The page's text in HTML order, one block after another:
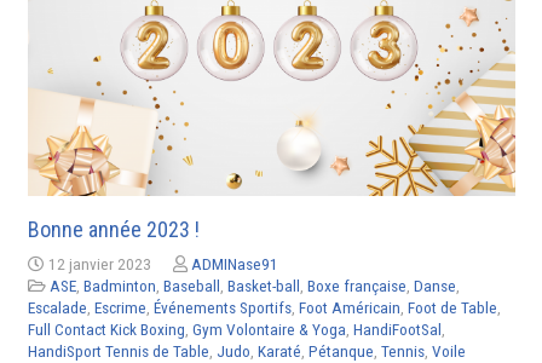
Bonne année 2023 !
12 janvier 2023
ADMINase91
ASE, Badminton, Baseball, Basket-ball, Boxe française, Danse,
Escalade, Escrime, Événements Sportifs, Foot Américain, Foot de Table,
Full Contact Kick Boxing, Gym Volontaire & Yoga, HandiFootSal,
HandiSport Tennis de Table, Judo, Karaté, Pétanque, Tennis, Voile